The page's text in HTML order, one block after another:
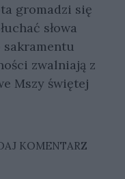
gromadzi się
słowa
sakramentu
zwalniają z
Mszy świętej
KOMENTARZ